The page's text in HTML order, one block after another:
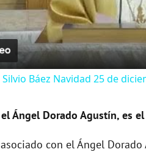
a
y
i
Báez Navidad 25 de
Ángel Dorado Agustín, es
con el Ángel